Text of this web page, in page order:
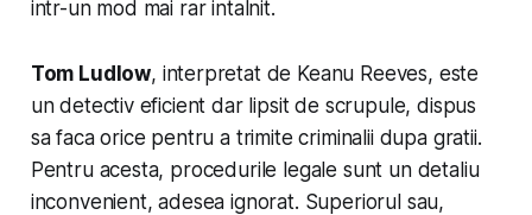
intr-un mod mai rar intalnit.
Tom Ludlow, interpretat de Keanu Reeves, este
un detectiv eficient dar lipsit de scrupule, dispus
sa faca orice pentru a trimite criminalii dupa gratii.
Pentru acesta, procedurile legale sunt un detaliu
inconvenient, adesea ignorat. Superiorul sau,